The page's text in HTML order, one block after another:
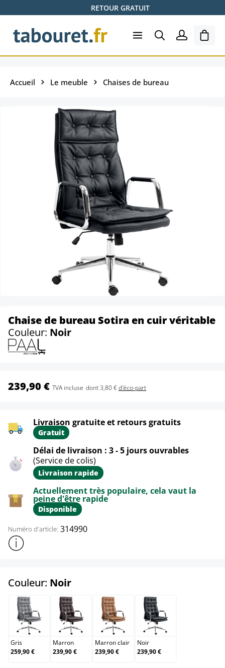
Passer au contenu principalRETOUR GRATUIT
Le
Accueil Le meuble Chaises de bureau
Chaise de bureau Sotira en cuir véritable
Couleur: Noir
239,90 € TVA incluse dont 3,80 €d'éco-part
Livraison gratuite et retours gratuits
Gratuit
Délai de livraison : 3 - 5 jours ouvrables
(Service de colis)
Livraison rapide
Actuellement très populaire, cela vaut la
peine d'être rapide
Disponible
Numéro d'article: 314990
Afficher plus d'informations sur le produit
Couleur: Noirselect
Gris
Gris
259,90 €
Marron
Marron
239,90 €
Marron clair
Marron clair
239,90 €
Noir
Noir
239,90 €